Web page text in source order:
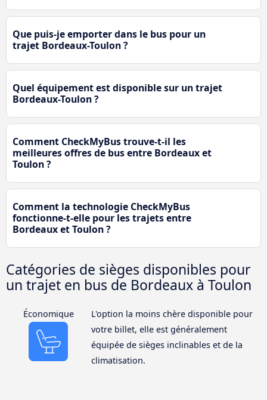
Que puis-je emporter dans le bus pour un
trajet Bordeaux-Toulon ?
Quel équipement est disponible sur un trajet
Bordeaux-Toulon ?
Comment CheckMyBus trouve-t-il les
meilleures offres de bus entre Bordeaux et
Toulon ?
Comment la technologie CheckMyBus
fonctionne-t-elle pour les trajets entre
Bordeaux et Toulon ?
Catégories de sièges disponibles pour
un trajet en bus de Bordeaux à Toulon
Économique
L'option la moins chère disponible pour
votre billet, elle est généralement
équipée de sièges inclinables et de la
climatisation.